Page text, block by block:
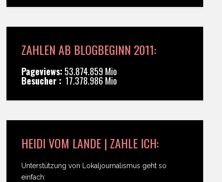
ZAHLEN AB BLOGBEGINN 2011:
Pageviews: 53.874.859 Mio
Besucher : 17.378.986 Mio
HEIDI VOM LANDE | ZAHLE ICH:
Unterstützung von Lokaljournalismus geht so
einfach: